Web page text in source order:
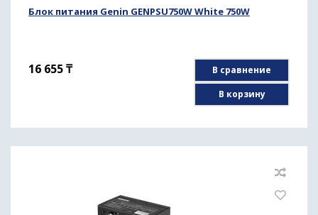
Блок питания Genin GENPSU750W White 750W
16 655₸
В сравнение
В корзину